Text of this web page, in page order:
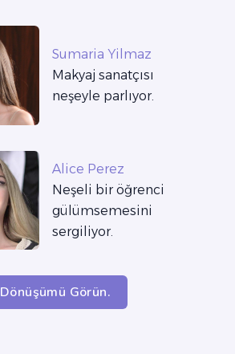
Sumaria Yilmaz
Makyaj sanatçısı
neşeyle parlıyor.
Alice Perez
Neşeli bir öğrenci
gülümsemesini
sergiliyor.
Dönüşümü Görün.